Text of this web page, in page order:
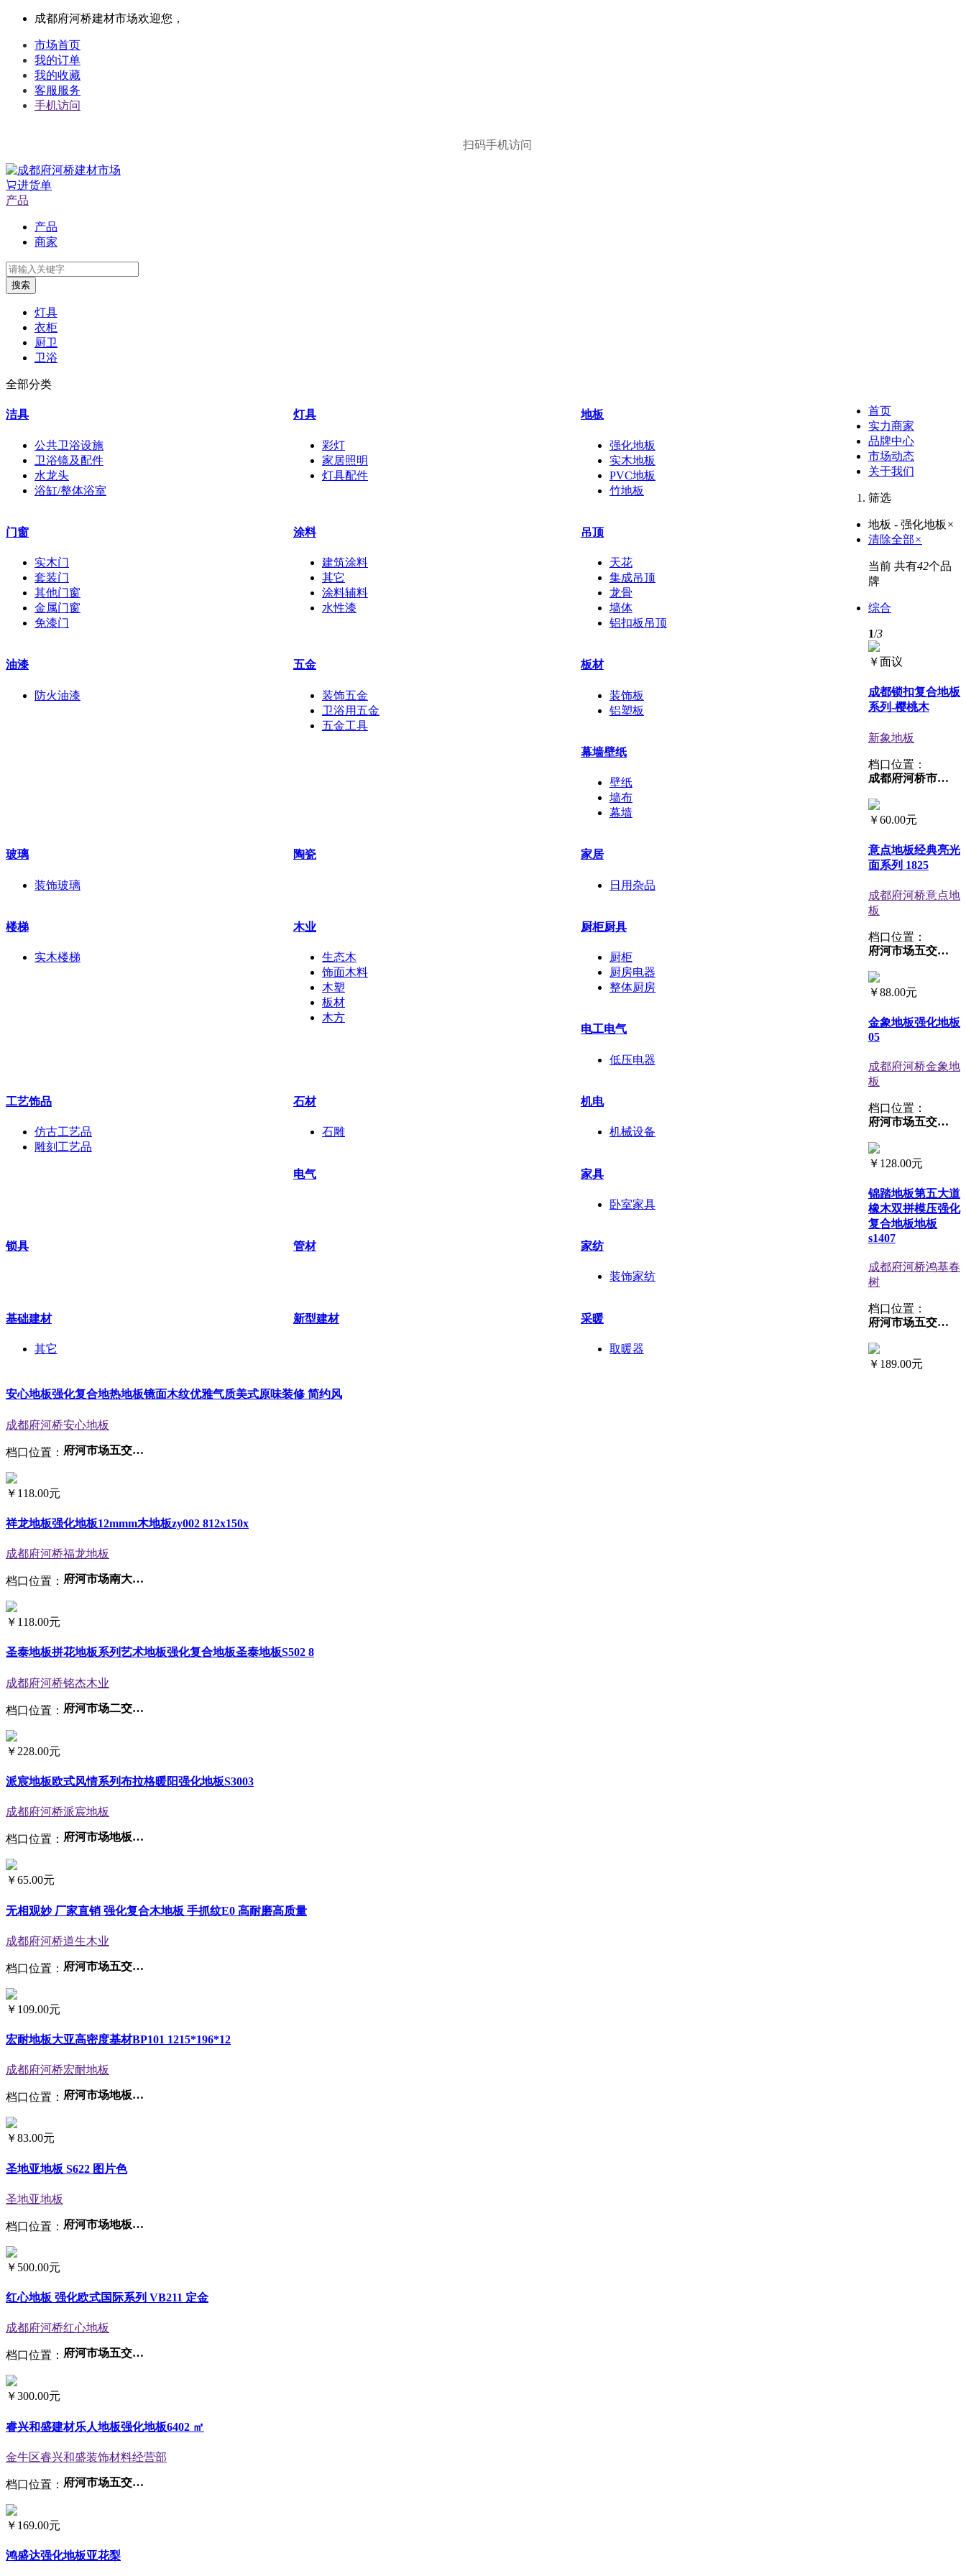
成都府河桥建材市场欢迎您，
市场首页
我的订单
我的收藏
客服服务
手机访问
扫码手机访问
进货单
产品
产品
商家
搜索
灯具
衣柜
厨卫
卫浴
全部分类
洁具
公共卫浴设施
卫浴镜及配件
水龙头
浴缸/整体浴室
灯具
彩灯
家居照明
灯具配件
地板
强化地板
实木地板
PVC地板
竹地板
门窗
实木门
套装门
其他门窗
金属门窗
免漆门
涂料
建筑涂料
其它
涂料辅料
水性漆
吊顶
天花
集成吊顶
龙骨
墙体
铝扣板吊顶
油漆
防火油漆
五金
装饰五金
卫浴用五金
五金工具
板材
装饰板
铝塑板
幕墙壁纸
壁纸
墙布
幕墙
玻璃
装饰玻璃
陶瓷 家居
日用杂品
楼梯
实木楼梯
木业
生态木
饰面木料
木塑
板材
木方
厨柜厨具
厨柜
厨房电器
整体厨房
电工电气
低压电器
工艺饰品
仿古工艺品
雕刻工艺品
石材
石雕
机电
机械设备
电气 家具
卧室家具
锁具 管材 家纺
装饰家纺
基础建材
其它
新型建材 采暖
取暖器
首页
实力商家
品牌中心
市场动态
关于我们
筛选
地板 - 强化地板 ×
清除全部×
当前 共有42个品
牌
综合
1/3
￥面议
成都锁扣复合地板
系列-樱桃木
新象地板
档口位置：
成都府河桥市场府河地板广场1厅11号
￥60.00元
意点地板经典亮光
面系列 1825
成都府河桥意点地
板
档口位置：
府河市场五交易区3-44号附1号
￥88.00元
金象地板强化地板
05
成都府河桥金象地
板
档口位置：
府河市场五交易区3-45号
￥ 128.00元
锦踏地板第五大道
橡木双拼模压强化
复合地板地板
s1407
成都府河桥鸿基春
树
档口位置：
府河市场五交易区3-44号附2号
￥ 189.00元
安心地板强化复合地热地板镜面木纹优雅气质美式原味装修 简约风
成都府河桥安心地板
档口位置： 府河市场五交易区3-42号、43号附1号
￥ 118.00元
祥龙地板强化地板12mmm木地板zy002 812x150x
成都府河桥福龙地板
档口位置： 府河市场南大门办公楼一楼1号
￥ 118.00元
圣泰地板拼花地板系列艺术地板强化复合地板圣泰地板S502 8
成都府河桥铭杰木业
档口位置： 府河市场二交易区F座21-24号
￥ 228.00元
派宸地板欧式风情系列布拉格暖阳强化地板S3003
成都府河桥派宸地板
档口位置： 府河市场地板大世界2楼B3
￥65.00元
无相观妙 厂家直销 强化复合木地板 手抓纹E0 高耐磨高质量
成都府河桥道生木业
档口位置： 府河市场五交易区3-24号
￥ 109.00元
宏耐地板大亚高密度基材BP101 1215*196*12
成都府河桥宏耐地板
档口位置： 府河市场地板大世界3区17号
￥83.00元
圣地亚地板 S622 图片色
圣地亚地板
档口位置： 府河市场地板大世界2楼A1
￥ 500.00元
红心地板 强化欧式国际系列 VB211 定金
成都府河桥红心地板
档口位置： 府河市场五交易区大棚24号
￥300.00元
睿兴和盛建材乐人地板强化地板6402 ㎡
金牛区睿兴和盛装饰材料经营部
档口位置： 府河市场五交易区大棚19号
￥ 169.00元
鸿盛达强化地板亚花梨